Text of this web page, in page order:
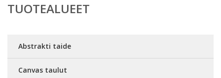
TUOTEALUEET
Abstrakti taide
Canvas taulut